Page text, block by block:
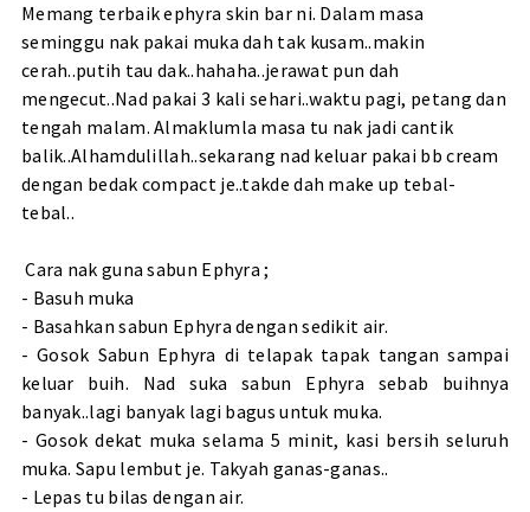
Memang terbaik ephyra skin bar ni. Dalam masa
seminggu nak pakai muka dah tak kusam..makin
cerah..putih tau dak..hahaha..jerawat pun dah
mengecut..Nad pakai 3 kali sehari..waktu pagi, petang dan
tengah malam. Almaklumla masa tu nak jadi cantik
balik..Alhamdulillah..sekarang nad keluar pakai bb cream
dengan bedak compact je..takde dah make up tebal-
tebal..
Cara nak guna sabun Ephyra ;
- Basuh muka
- Basahkan sabun Ephyra dengan sedikit air.
- Gosok Sabun Ephyra di telapak tapak tangan sampai
keluar buih. Nad suka sabun Ephyra sebab buihnya
banyak..lagi banyak lagi bagus untuk muka.
- Gosok dekat muka selama 5 minit, kasi bersih seluruh
muka. Sapu lembut je. Takyah ganas-ganas..
- Lepas tu bilas dengan air.